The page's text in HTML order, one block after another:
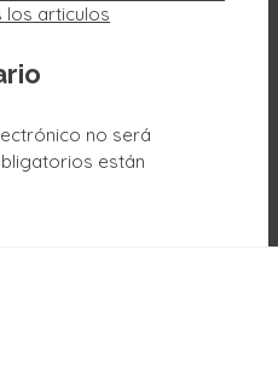
los articulos
no será
están